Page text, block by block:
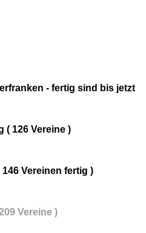
- fertig sind bis jetzt
( 126 Vereine )
Vereinen fertig )
Vereine )